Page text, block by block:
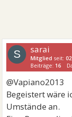
S sarai
Mitglied seit:
Beiträge: 16
@Vapiano2013
Begeistert wäre
Umstände an.